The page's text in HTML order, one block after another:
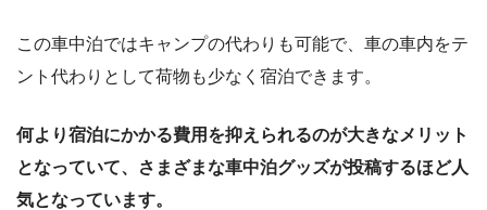
この車中泊ではキャンプの代わりも可能で、車の車内をテ
ント代わりとして荷物も少なく宿泊できます。
何より宿泊にかかる費用を抑えられるのが大きなメリット
となっていて、さまざまな車中泊グッズが投稿するほど人
気となっています。